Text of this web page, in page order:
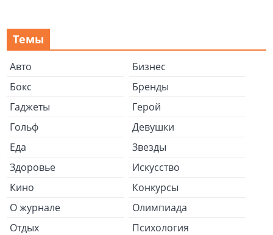
Темы
Авто
Бизнес
Бокс
Бренды
Гаджеты
Герой
Гольф
Девушки
Еда
Звезды
Здоровье
Искусство
Кино
Конкурсы
О журнале
Олимпиада
Отдых
Психология